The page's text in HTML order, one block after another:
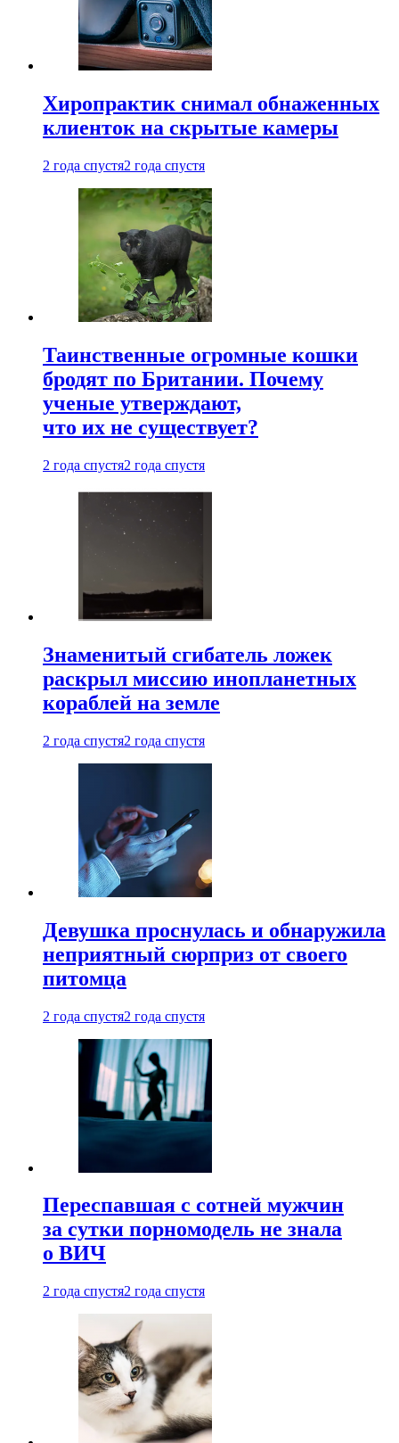
Хиропрактик снимал обнаженных
клиенток на скрытые камеры
2 года спустя2 года спустя
Таинственные огромные кошки
бродят по Британии. Почему
ученые утверждают,
что их не существует?
2 года спустя2 года спустя
Знаменитый сгибатель ложек
раскрыл миссию инопланетных
кораблей на земле
2 года спустя2 года спустя
Девушка проснулась и обнаружила
неприятный сюрприз от своего
питомца
2 года спустя2 года спустя
Переспавшая с сотней мужчин
за сутки порномодель не знала
о ВИЧ
2 года спустя2 года спустя